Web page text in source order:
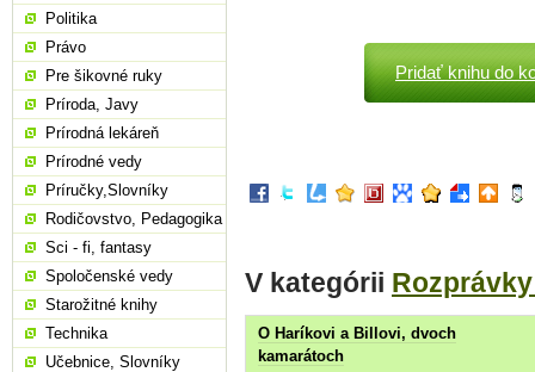
Pridať knihu do
V kategórii
O Haríkovi a Billovi, dvoch
kamarátoch
Politika
Právo
Pre šikovné ruky
Príroda, Javy
Prírodná lekáreň
Prírodné vedy
Príručky,Slovníky
Rodičovstvo, Pedagogika
Sci - fi, fantasy
Spoločenské vedy
Starožitné knihy
Technika
Učebnice, Slovníky